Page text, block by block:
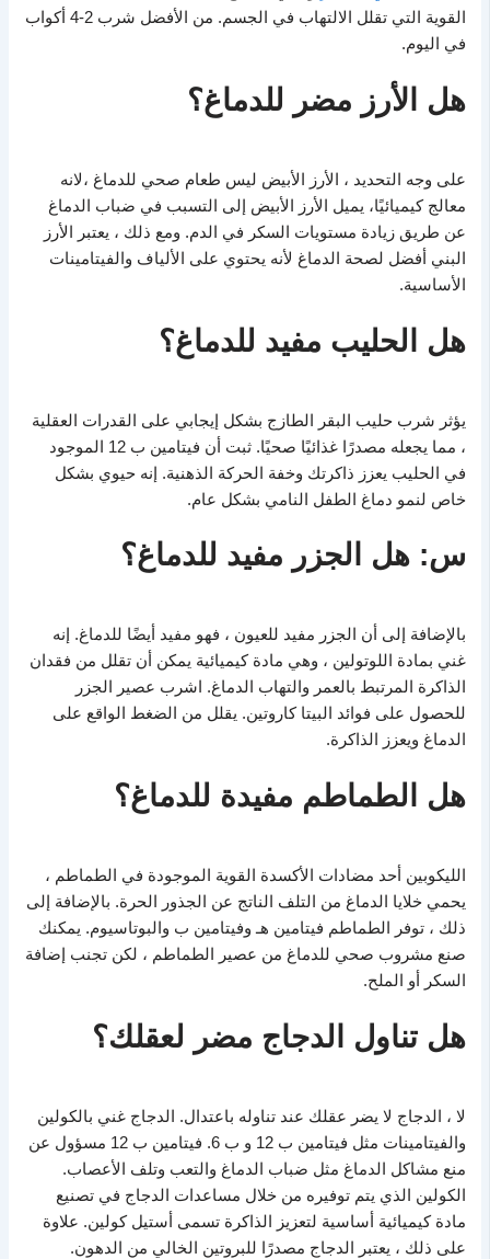
القوية التي تقلل الالتهاب في الجسم. من الأفضل شرب 2-4 أكواب
في اليوم.
هل الأرز مضر للدماغ؟
على وجه التحديد ، الأرز الأبيض ليس طعام صحي للدماغ ،لانه
معالج كيميائيًا، يميل الأرز الأبيض إلى التسبب في ضباب الدماغ
عن طريق زيادة مستويات السكر في الدم. ومع ذلك ، يعتبر الأرز
البني أفضل لصحة الدماغ لأنه يحتوي على الألياف والفيتامينات
الأساسية.
هل الحليب مفيد للدماغ؟
يؤثر شرب حليب البقر الطازج بشكل إيجابي على القدرات العقلية
، مما يجعله مصدرًا غذائيًا صحيًا. ثبت أن فيتامين ب 12 الموجود
في الحليب يعزز ذاكرتك وخفة الحركة الذهنية. إنه حيوي بشكل
خاص لنمو دماغ الطفل النامي بشكل عام.
س: هل الجزر مفيد للدماغ؟
بالإضافة إلى أن الجزر مفيد للعيون ، فهو مفيد أيضًا للدماغ. إنه
غني بمادة اللوتولين ، وهي مادة كيميائية يمكن أن تقلل من فقدان
الذاكرة المرتبط بالعمر والتهاب الدماغ. اشرب عصير الجزر
للحصول على فوائد البيتا كاروتين. يقلل من الضغط الواقع على
الدماغ ويعزز الذاكرة.
هل الطماطم مفيدة للدماغ؟
الليكوبين أحد مضادات الأكسدة القوية الموجودة في الطماطم ،
يحمي خلايا الدماغ من التلف الناتج عن الجذور الحرة. بالإضافة إلى
ذلك ، توفر الطماطم فيتامين هـ وفيتامين ب والبوتاسيوم. يمكنك
صنع مشروب صحي للدماغ من عصير الطماطم ، لكن تجنب إضافة
السكر أو الملح.
هل تناول الدجاج مضر لعقلك؟
لا ، الدجاج لا يضر عقلك عند تناوله باعتدال. الدجاج غني بالكولين
والفيتامينات مثل فيتامين ب 12 و ب 6. فيتامين ب 12 مسؤول عن
منع مشاكل الدماغ مثل ضباب الدماغ والتعب وتلف الأعصاب.
الكولين الذي يتم توفيره من خلال مساعدات الدجاج في تصنيع
مادة كيميائية أساسية لتعزيز الذاكرة تسمى أستيل كولين. علاوة
على ذلك ، يعتبر الدجاج مصدرًا للبروتين الخالي من الدهون.